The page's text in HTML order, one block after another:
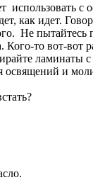
с
как идет.
Не пытайтесь
то вот-вот
ламинаты с
освящений и